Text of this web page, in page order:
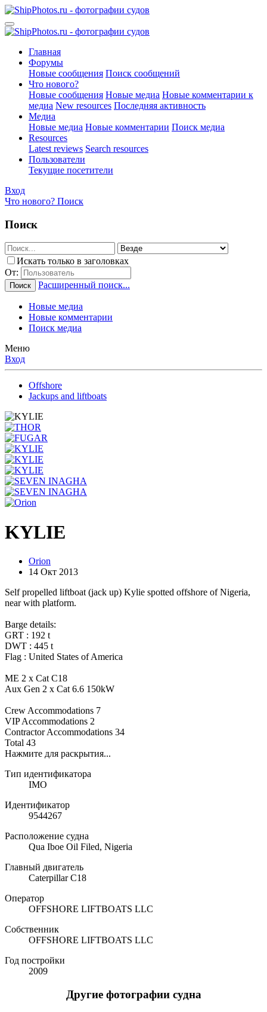
Главная
Форумы
Новые сообщения Поиск сообщений
Что нового?
Новые сообщения Новые медиа Новые комментарии к
медиа New resources Последняя активность
Медиа
Новые медиа Новые комментарии Поиск медиа
Resources
Latest reviews Search resources
Пользователи
Текущие посетители
Вход
Что нового? Поиск
Поиск
Искать только в заголовках
От:
Поиск Расширенный поиск...
Новые медиа
Новые комментарии
Поиск медиа
Меню
Вход
Offshore
Jackups and liftboats
KYLIE
Orion
14 Окт 2013
Self propelled liftboat (jack up) Kylie spotted offshore of Nigeria,
near with platform.
Barge details:
GRT : 192 t
DWT : 445 t
Flag : United States of America
ME 2 x Cat C18
Aux Gen 2 x Cat 6.6 150kW
Crew Accommodations 7
VIP Accommodations 2
Contractor Accommodations 34
Total 43
Нажмите для раскрытия...
Тип идентификатора
IMO
Идентификатор
9544267
Расположение судна
Qua Iboe Oil Filed, Nigeria
Главный двигатель
Caterpillar C18
Оператор
OFFSHORE LIFTBOATS LLC
Собственник
OFFSHORE LIFTBOATS LLC
Год постройки
2009
Другие фотографии судна